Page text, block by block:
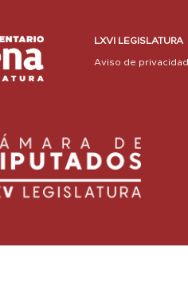
LXVI LEGISLATURA
Aviso de privacidad